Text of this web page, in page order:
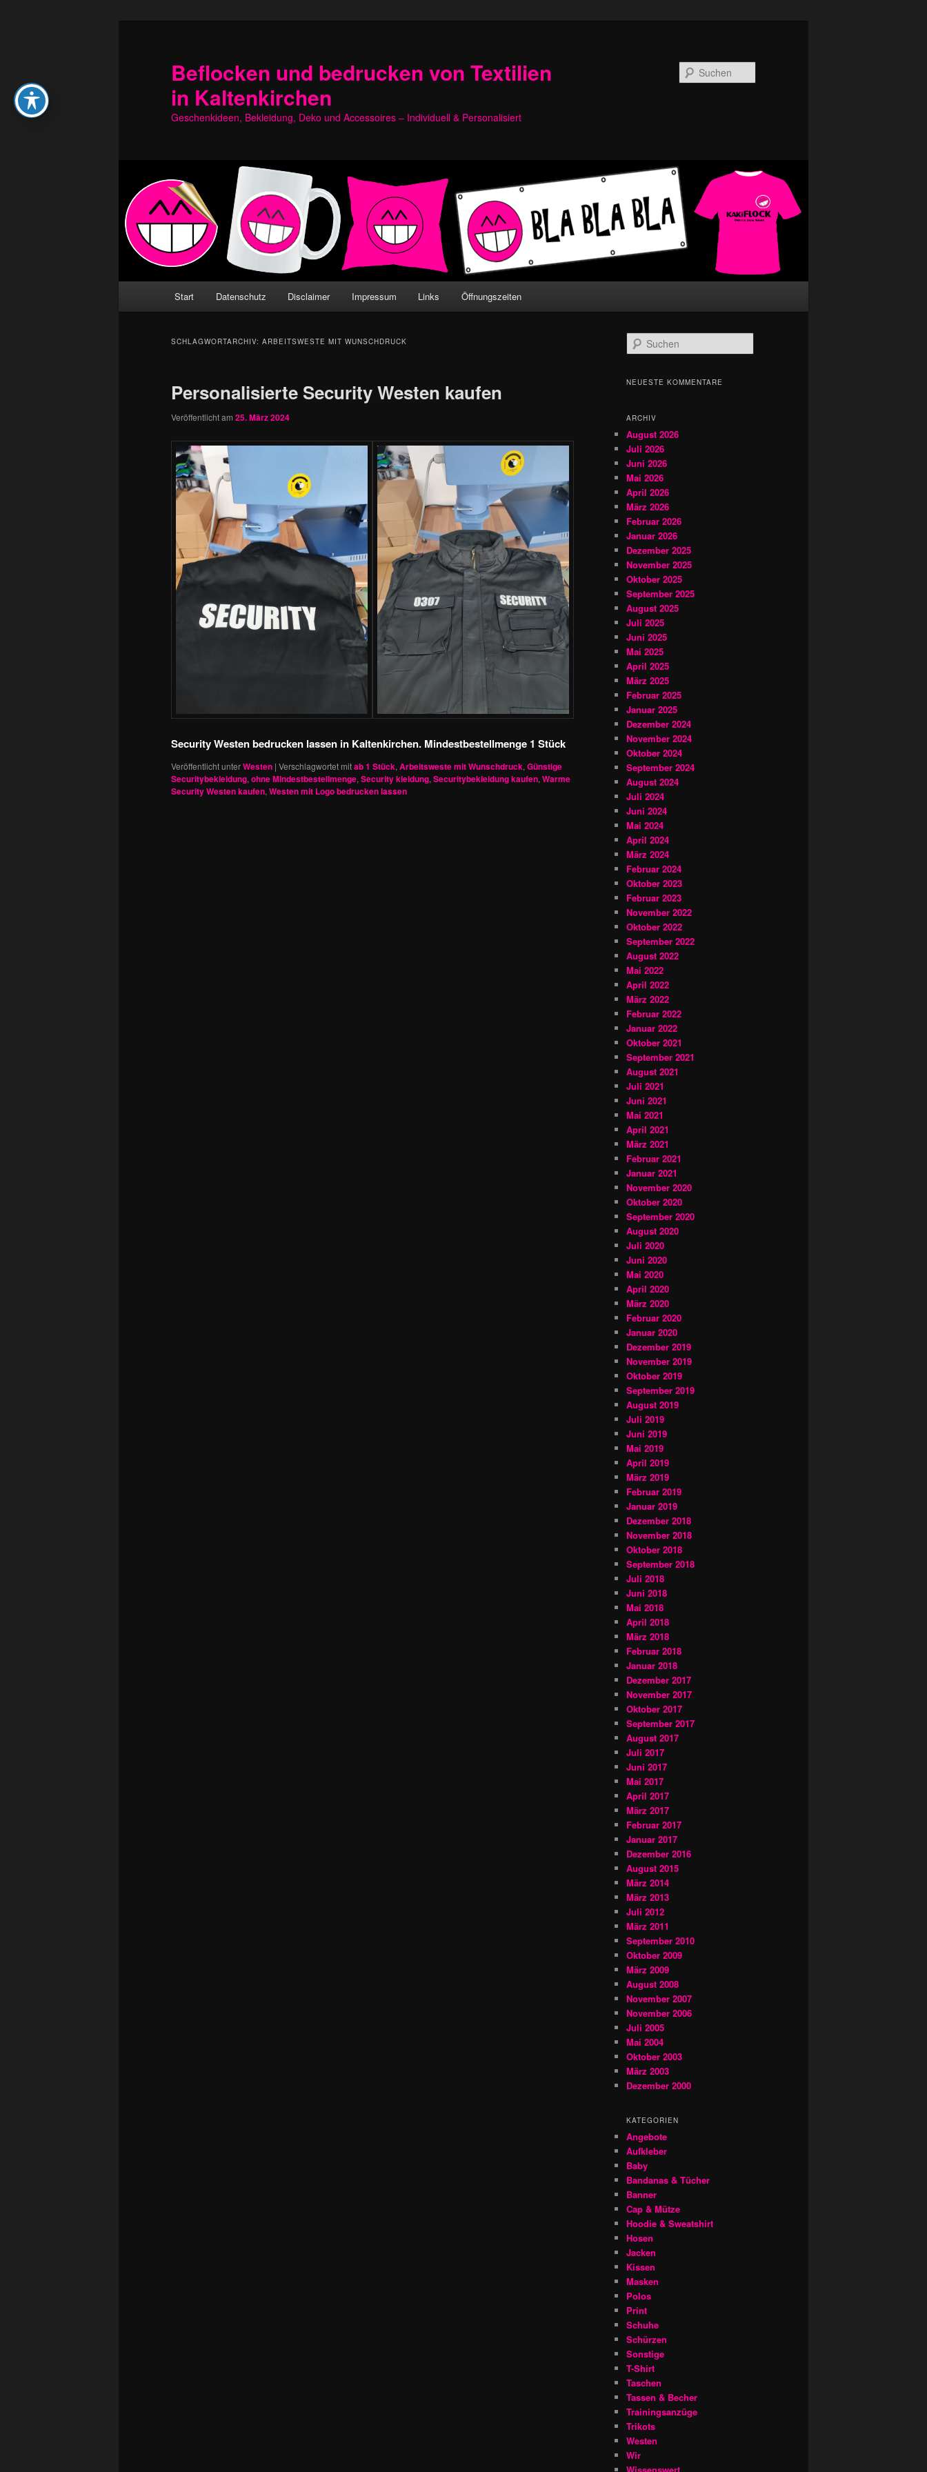
Beflocken und bedrucken von Textilien
in Kaltenkirchen
Geschenkideen, Bekleidung, Deko und Accessoires – Individuell & Personalisiert
Start Datenschutz Disclaimer Impressum Links Öffnungszeiten
SCHLAGWORTARCHIV: ARBEITSWESTE MIT WUNSCHDRUCK
Personalisierte Security Westen kaufen
Veröffentlicht am 25. März 2024
Security Westen bedrucken lassen in Kaltenkirchen. Mindestbestellmenge 1 Stück
Veröffentlicht unterWesten | Verschlagwortet mitab 1 Stück,Arbeitsweste mit Wunschdruck,Günstige
Securitybekleidung,ohne Mindestbestellmenge,Security kleidung,Securitybekleidung kaufen,Warme
Security Westen kaufen,Westen mit Logo bedrucken lassen
u
h
NEUESTE KOMMENTARE
ARCHIV
August 2026
Juli 2026
Juni 2026
Mai 2026
April 2026
März 2026
Februar 2026
Januar 2026
Dezember 2025
November 2025
Oktober 2025
September 2025
August 2025
Juli 2025
Juni 2025
Mai 2025
April 2025
März 2025
Februar 2025
Januar 2025
Dezember 2024
November 2024
Oktober 2024
September 2024
August 2024
Juli 2024
Juni 2024
Mai 2024
April 2024
März 2024
Februar 2024
Oktober 2023
Februar 2023
November 2022
Oktober 2022
September 2022
August 2022
Mai 2022
April 2022
März 2022
Februar 2022
Januar 2022
Oktober 2021
September 2021
August 2021
Juli 2021
Juni 2021
Mai 2021
April 2021
März 2021
Februar 2021
Januar 2021
November 2020
Oktober 2020
September 2020
August 2020
Juli 2020
Juni 2020
Mai 2020
April 2020
März 2020
Februar 2020
Januar 2020
Dezember 2019
November 2019
Oktober 2019
September 2019
August 2019
Juli 2019
Juni 2019
Mai 2019
April 2019
März 2019
Februar 2019
Januar 2019
Dezember 2018
November 2018
Oktober 2018
September 2018
Juli 2018
Juni 2018
Mai 2018
April 2018
März 2018
Februar 2018
Januar 2018
Dezember 2017
November 2017
Oktober 2017
September 2017
August 2017
Juli 2017
Juni 2017
Mai 2017
April 2017
März 2017
Februar 2017
Januar 2017
Dezember 2016
August 2015
März 2014
März 2013
Juli 2012
März 2011
September 2010
Oktober 2009
März 2009
August 2008
November 2007
November 2006
Juli 2005
Mai 2004
Oktober 2003
März 2003
Dezember 2000
KATEGORIEN
Angebote
Aufkleber
Baby
Bandanas & Tücher
Banner
Cap & Mütze
Hoodie & Sweatshirt
Hosen
Jacken
Kissen
Masken
Polos
Print
Schuhe
Schürzen
Sonstige
T-Shirt
Taschen
Tassen & Becher
Trainingsanzüge
Trikots
Westen
Wir
Wissenswert